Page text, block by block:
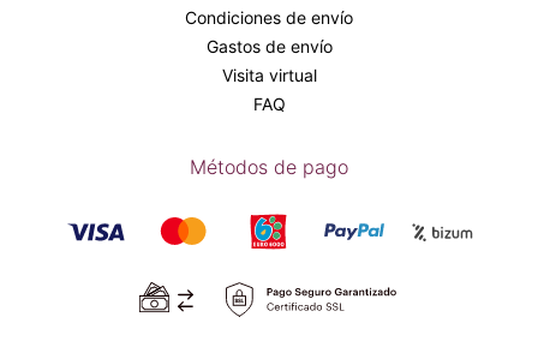
Condiciones de envío
Gastos de envío
Visita virtual
FAQ
Métodos de pago